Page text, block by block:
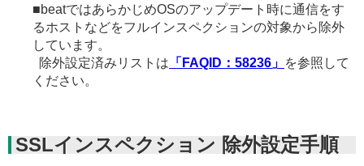
■beatではあらかじめOSのアップデート時に通信をす
るホストなどをフルインスペクションの対象から除外
しています。
除外設定済みリストは 「FAQID：58236」 を参照して
ください。
SSLインスペクション 除外設定手順